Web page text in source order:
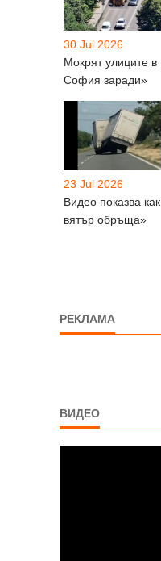
30 Jul 2026
Мокрят улиците в
София заради»
23 Jul 2026
Видео показва как
вятър обръща»
РЕКЛАМА
ВИДЕО